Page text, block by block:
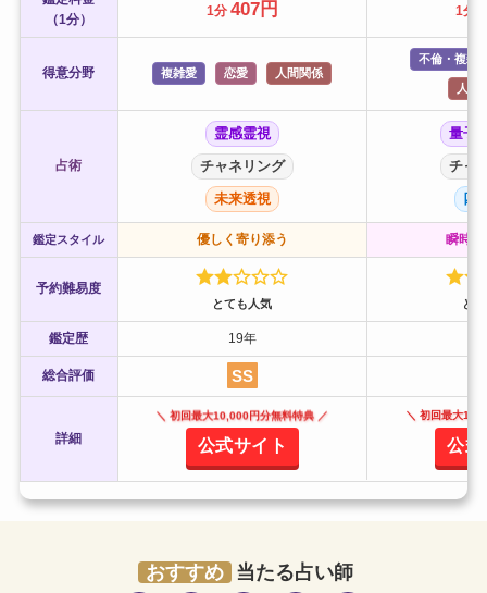
（1分）
1分 407円 1分
得意分野 複雑愛 恋愛 人間関係
不倫・複雑
人間
占術
霊感霊視
チャネリング
未来透視
量子
チャ
四
鑑定スタイル 優しく寄り添う 瞬時
予約難易度
とても人気 と
鑑定歴 19年
総合評価 SS
詳細
＼ 初回最大10,000円分無料特典 ／
公式サイト
＼ 初回最大
公式
おすすめ 当たる占い師